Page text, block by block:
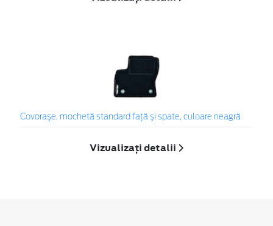
Covoraşe, mochetă standard faţă şi spate, culoare neagră
Vizualizați detalii